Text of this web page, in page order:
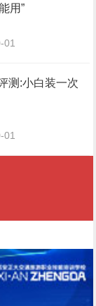
用”
01
测:小白装一次
01